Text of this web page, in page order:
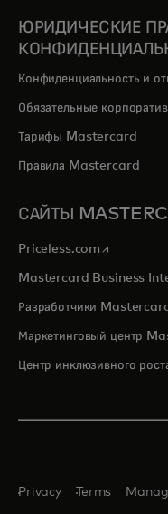
ЮРИДИЧЕСКИЕ
Конфиденциальность и
Обязательные
Тарифы Mastercard
Правила Mastercard
САЙТЫ
Priceless.com opens in a
Mastercard Business
Разработчики Mastercard
Маркетинговый центр
Центр инклюзивного
Privacy Terms